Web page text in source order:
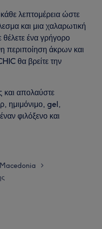
λεπτομέρεια ώστε
και μια χαλαρωτική
θέλετε ένα γρήγορο
περιποίηση άκρων και
θα βρείτε την
και απολαύστε
ημιμόνιμο, gel,
φιλόξενο και
Macedonia >